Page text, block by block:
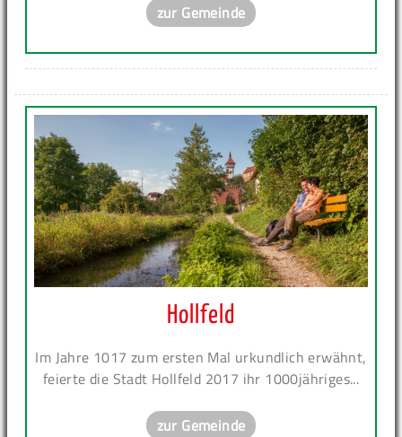
zur Gemeinde
Hollfeld
Im Jahre 1017 zum ersten Mal urkundlich erwähnt,
feierte die Stadt Hollfeld 2017 ihr 1000jähriges...
zur Gemeinde